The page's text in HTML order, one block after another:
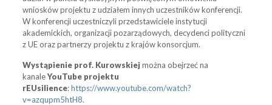
wniosków projektu z udziałem innych uczestników konferencji.
W konferencji uczestniczyli przedstawiciele instytucji
akademickich, organizacji pozarządowych, decydenci polityczni
z UE oraz partnerzy projektu z krajów konsorcjum.
Wystąpienie prof. Kurowskiejmożna obejrzeć na
kanaleYouTube projektu
rEUsilience:https://www.youtube.com/watch?
v=azqupm5htH8.